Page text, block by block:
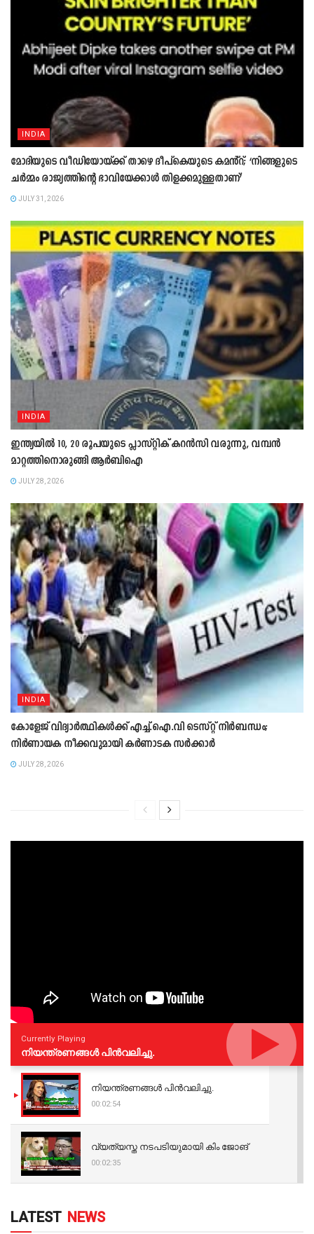
INDIA
മോദിയുടെ വീഡിയോയ്ക്ക് താഴെ ദീപ്കെയുടെ കമൻ്റ്; ‘നിങ്ങളുടെ
ചർമ്മം രാജ്യത്തിന്റെ ഭാവിയേക്കാൾ തിളക്കമുള്ളതാണ്’
JULY 31, 2026
INDIA
ഇന്ത്യയിൽ 10, 20 രൂപയുടെ പ്ലാസ്റ്റിക് കറൻസി വരുന്നു, വമ്പൻ
മാറ്റത്തിനൊരുങ്ങി ആർബിഐ
JULY 28, 2026
INDIA
കോളേജ് വിദ്യാർത്ഥികൾക്ക് എച്ച്.ഐ.വി ടെസ്റ്റ് നിർബന്ധം;
നി‍ർണായക നീക്കവുമായി കർണാടക സ‍ർക്ക‍ാർ
JULY 28, 2026
Currently Playing
നിയന്ത്രണങ്ങള്‍ പിന്‍വലിച്ചു.
നിയന്ത്രണങ്ങള്‍ പിന്‍വലിച്ചു.
00:02:54
വ്യത്യസ്ത നടപടിയുമായി കിം ജോങ്
00:02:35
LATEST NEWS